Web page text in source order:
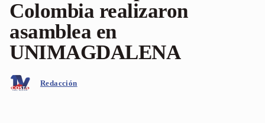
Colombia realizaron
asamblea en
UNIMAGDALENA
Redacción